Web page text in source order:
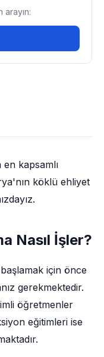
kapsamlı
köklü ehliyet
Nasıl İşler?
için önce
gerekmektedir.
öğretmenler
eğitimleri ise